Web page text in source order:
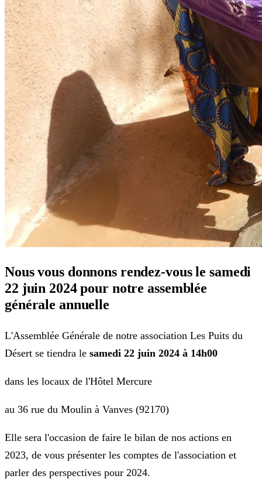
Nous vous donnons rendez-vous le samedi
22 juin 2024 pour notre assemblée
générale annuelle
L'Assemblée Générale de notre association Les Puits du
Désert se tiendra le samedi 22 juin 2024 à 14h00
dans les locaux de l'Hôtel Mercure
au 36 rue du Moulin à Vanves (92170)
Elle sera l'occasion de faire le bilan de nos actions en
2023, de vous présenter les comptes de l'association et
parler des perspectives pour 2024.